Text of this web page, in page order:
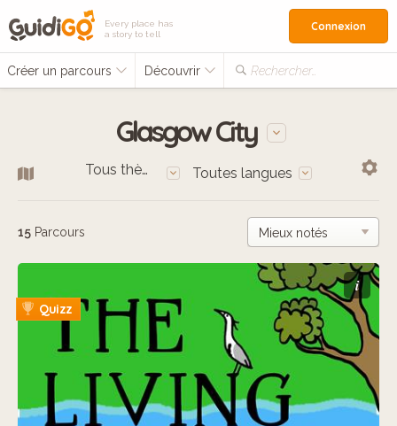
Every place has
a story to tell
Créer un parcours Découvrir Rechercher…
Connexion
Glasgow City
Tous thèmes Toutes langues
15 Parcours
i
Quizz